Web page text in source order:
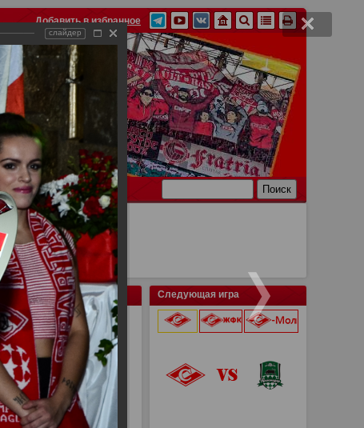
Добавить в избранное
Ссылки Связь
Камшилиной и
Следующая игра
слайдер